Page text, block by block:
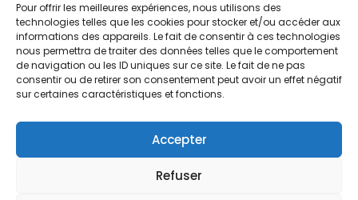
Pour offrir les meilleures expériences, nous utilisons des
technologies telles que les cookies pour stocker et/ou accéder aux
informations des appareils. Le fait de consentir à ces technologies
nous permettra de traiter des données telles que le comportement
de navigation ou les ID uniques sur ce site. Le fait de ne pas
consentir ou de retirer son consentement peut avoir un effet négatif
sur certaines caractéristiques et fonctions.
Accepter
Refuser
Ouverture sur rendez-vous uniquement.
Service de peinture et expéditions du lundi au vendredi.
Préparation des expéditions en 24/48h
CGV